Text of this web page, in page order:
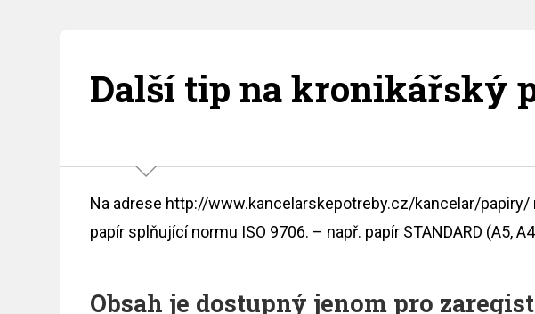
Další tip na kronikářský
Na adrese http://www.kancelarskepotreby.cz/kancelar/
papír splňující normu ISO 9706. – např. papír STANDARD (A5,
Obsah je dostupný jenom pro